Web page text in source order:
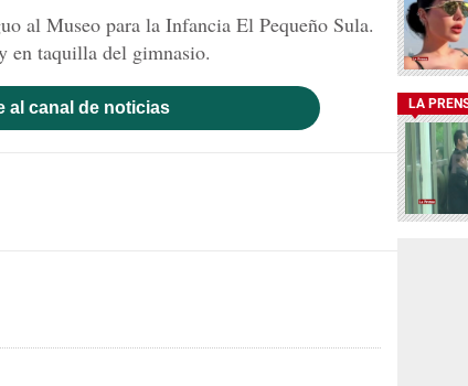
al Museo para la Infancia El Pequeño Sula.
en taquilla del gimnasio.
al canal de noticias LA